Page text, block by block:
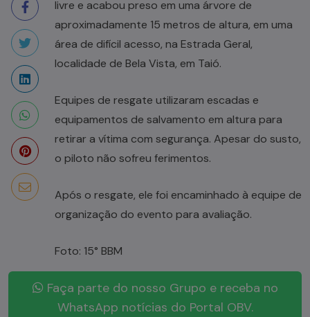
livre e acabou preso em uma árvore de
aproximadamente 15 metros de altura, em uma
área de difícil acesso, na Estrada Geral,
localidade de Bela Vista, em Taió.
Equipes de resgate utilizaram escadas e
equipamentos de salvamento em altura para
retirar a vítima com segurança. Apesar do susto,
o piloto não sofreu ferimentos.
Após o resgate, ele foi encaminhado à equipe de
organização do evento para avaliação.
Foto: 15° BBM
Faça parte do nosso Grupo e receba no
WhatsApp notícias do Portal OBV.